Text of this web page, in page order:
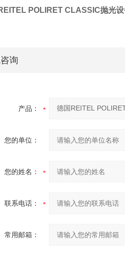
POLIRET CLASSIC抛光
询
产品：
您的单位：
您的姓名：
联系电话：
常用邮箱：